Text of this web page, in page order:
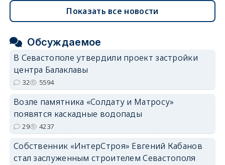
Показать все новости
Обсуждаемое
В Севастополе утвердили проект застройки
центра Балаклавы
32 5594
Возле памятника «Солдату и Матросу»
появятся каскадные водопады
29 4237
Собственник «ИнтерСтроя» Евгений Кабанов
стал заслуженным строителем Севастополя